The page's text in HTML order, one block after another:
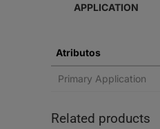
APPLICATION
Atributos
Primary Application
Related products